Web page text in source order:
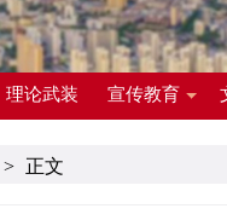
理论武装 宣传教育
> 正文